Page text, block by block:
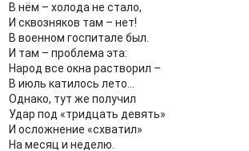
В нём – холода не стало,
И сквозняков там – нет!
В военном госпитале был.
И там – проблема эта:
Народ все окна растворил –
В июль катилось лето…
Однако, тут же получил
Удар под «тридцать девять»
И осложнение «схватил»
На месяц и неделю.